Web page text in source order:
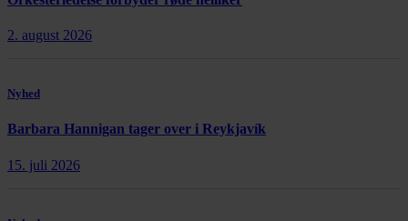
2. august 2026
Nyhed
Barbara Hannigan tager over i Reykjavík
15. juli 2026